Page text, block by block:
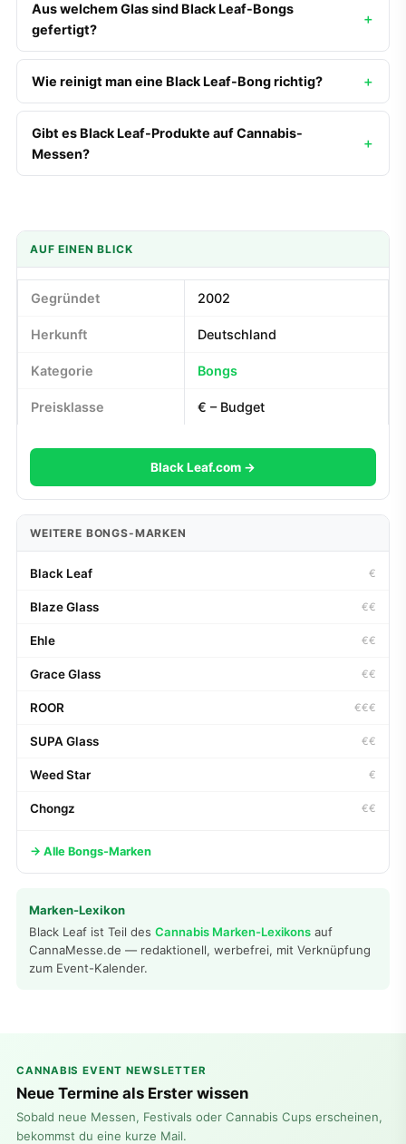
Aus welchem Glas sind Black Leaf-Bongs
gefertigt?
Wie reinigt man eine Black Leaf-Bong richtig?
Gibt es Black Leaf-Produkte auf Cannabis-
Messen?
AUF EINEN BLICK
Gegründet 2002
Herkunft Deutschland
Kategorie Bongs
Preisklasse € – Budget
Black Leaf.com →
WEITERE BONGS-MARKEN
Black Leaf €
Blaze Glass €€
Ehle €€
Grace Glass €€
ROOR €€€
SUPA Glass €€
Weed Star €
Chongz €€
→ Alle Bongs-Marken
Marken-Lexikon
Black Leaf ist Teil des Cannabis Marken-Lexikons auf
CannaMesse.de — redaktionell, werbefrei, mit Verknüpfung
zum Event-Kalender.
CANNABIS EVENT NEWSLETTER
Neue Termine als Erster wissen
Sobald neue Messen, Festivals oder Cannabis Cups erscheinen,
bekommst du eine kurze Mail.